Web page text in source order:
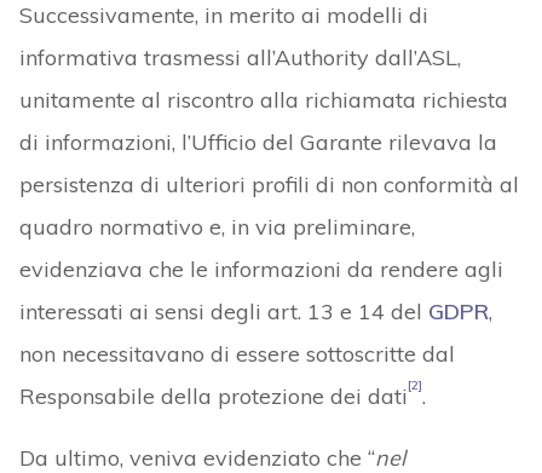
Successivamente, in merito ai modelli di
informativa trasmessi all’Authority dall’ASL,
unitamente al riscontro alla richiamata richiesta
di informazioni, l’Ufficio del Garante rilevava la
persistenza di ulteriori profili di non conformità al
quadro normativo e, in via preliminare,
evidenziava che le informazioni da rendere agli
interessati ai sensi degli art. 13 e 14 del GDPR,
non necessitavano di essere sottoscritte dal
Responsabile della protezione dei dati [2].
Da ultimo, veniva evidenziato che “nel